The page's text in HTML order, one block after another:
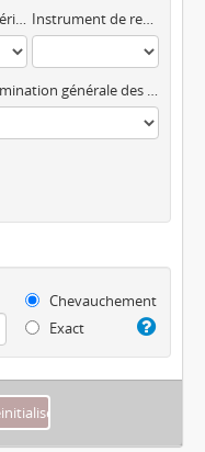
Document numérique disponible Instrument de recherche
Dénomination générale des documents
Chevauchement
Exact